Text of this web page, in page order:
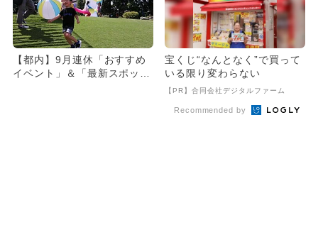
【都内】9月連休「おすすめ
イベント」＆「最新スポッ
宝くじ“なんとなく”で買って
いる限り変わらない
【PR】合同会社デジタルファーム
Recommended by